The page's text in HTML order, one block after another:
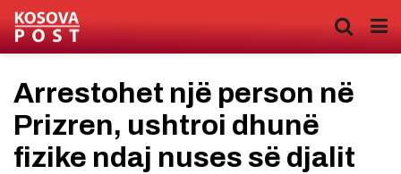
Arrestohet një person në
Prizren, ushtroi dhunë
fizike ndaj nuses së djalit